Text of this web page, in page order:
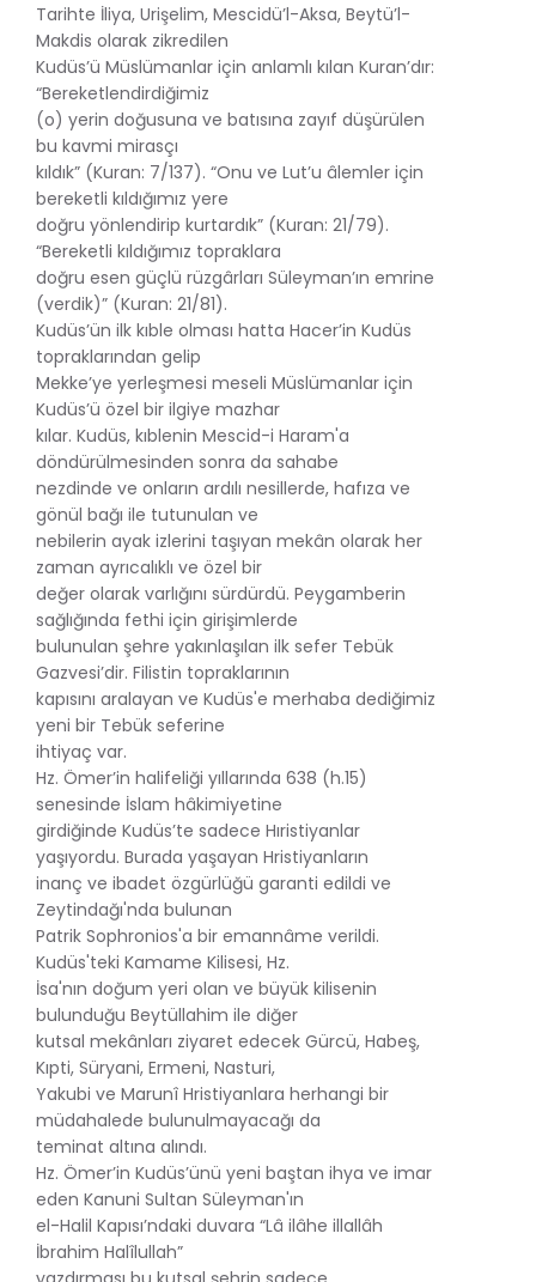
Tarihte İliya, Urişelim, Mescidü’l-Aksa, Beytü’l-
Makdis olarak zikredilen
Kudüs’ü Müslümanlar için anlamlı kılan Kuran’dır:
“Bereketlendirdiğimiz
(o) yerin doğusuna ve batısına zayıf düşürülen
bu kavmi mirasçı
kıldık” (Kuran: 7/137). “Onu ve Lut’u âlemler için
bereketli kıldığımız yere
doğru yönlendirip kurtardık” (Kuran: 21/79).
“Bereketli kıldığımız topraklara
doğru esen güçlü rüzgârları Süleyman’ın emrine
(verdik)” (Kuran: 21/81).
Kudüs’ün ilk kıble olması hatta Hacer’in Kudüs
topraklarından gelip
Mekke’ye yerleşmesi meseli Müslümanlar için
Kudüs’ü özel bir ilgiye mazhar
kılar. Kudüs, kıblenin Mescid-i Haram'a
döndürülmesinden sonra da sahabe
nezdinde ve onların ardılı nesillerde, hafıza ve
gönül bağı ile tutunulan ve
nebilerin ayak izlerini taşıyan mekân olarak her
zaman ayrıcalıklı ve özel bir
değer olarak varlığını sürdürdü. Peygamberin
sağlığında fethi için girişimlerde
bulunulan şehre yakınlaşılan ilk sefer Tebük
Gazvesi’dir. Filistin topraklarının
kapısını aralayan ve Kudüs'e merhaba dediğimiz
yeni bir Tebük seferine
ihtiyaç var.
Hz. Ömer’in halifeliği yıllarında 638 (h.15)
senesinde İslam hâkimiyetine
girdiğinde Kudüs’te sadece Hıristiyanlar
yaşıyordu. Burada yaşayan Hristiyanların
inanç ve ibadet özgürlüğü garanti edildi ve
Zeytindağı'nda bulunan
Patrik Sophronios'a bir emannâme verildi.
Kudüs'teki Kamame Kilisesi, Hz.
İsa'nın doğum yeri olan ve büyük kilisenin
bulunduğu Beytüllahim ile diğer
kutsal mekânları ziyaret edecek Gürcü, Habeş,
Kıpti, Süryani, Ermeni, Nasturi,
Yakubi ve Marunî Hristiyanlara herhangi bir
müdahalede bulunulmayacağı da
teminat altına alındı.
Hz. Ömer’in Kudüs’ünü yeni baştan ihya ve imar
eden Kanuni Sultan Süleyman'ın
el-Halil Kapısı’ndaki duvara “Lâ ilâhe illallâh
İbrahim Halîlullah”